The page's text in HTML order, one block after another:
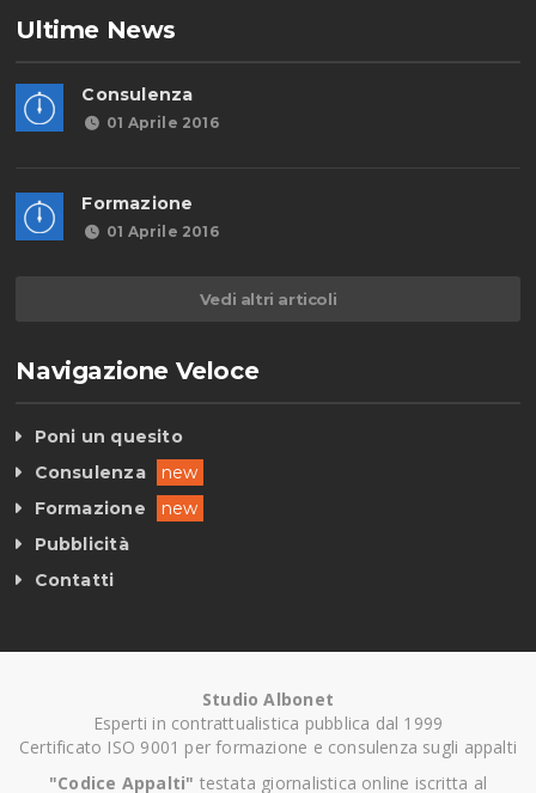
Ultime News
Consulenza
01 Aprile 2016
Formazione
01 Aprile 2016
Vedi altri articoli
Navigazione Veloce
Poni un quesito
Consulenza
new
Formazione
new
Pubblicità
Contatti
Studio Albonet
Esperti in contrattualistica pubblica dal 1999
Certificato ISO 9001 per formazione e consulenza sugli appalti
"Codice Appalti" testata giornalistica online iscritta al